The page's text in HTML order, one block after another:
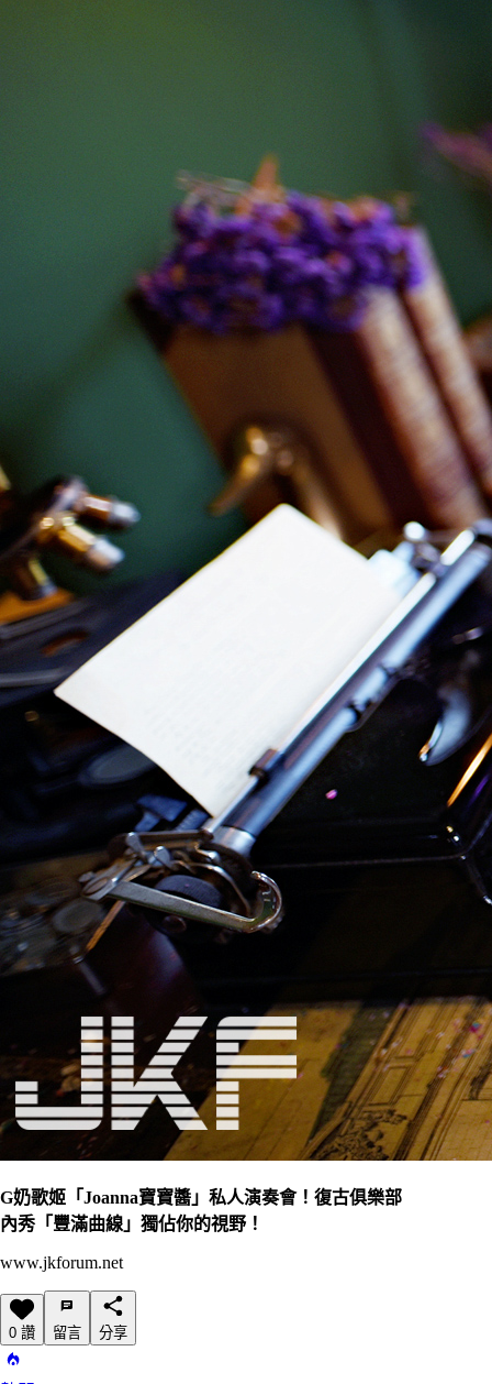
G奶歌姬「Joanna寶寶醬」私人演奏會！復古俱樂部
內秀「豐滿曲線」獨佔你的視野！
www.jkforum.net
0 讚 留言 分享